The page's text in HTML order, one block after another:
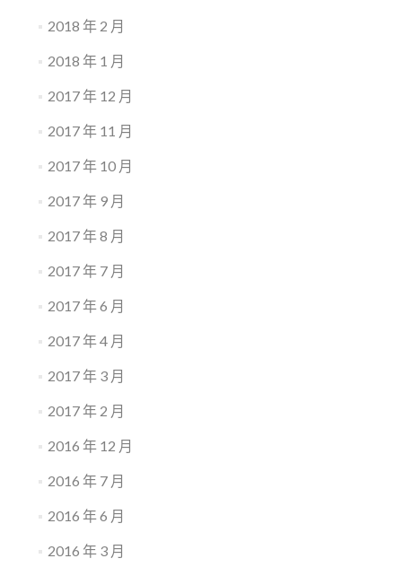
2018 年 2 月
2018 年 1 月
2017 年 12 月
2017 年 11 月
2017 年 10 月
2017 年 9 月
2017 年 8 月
2017 年 7 月
2017 年 6 月
2017 年 4 月
2017 年 3 月
2017 年 2 月
2016 年 12 月
2016 年 7 月
2016 年 6 月
2016 年 3 月